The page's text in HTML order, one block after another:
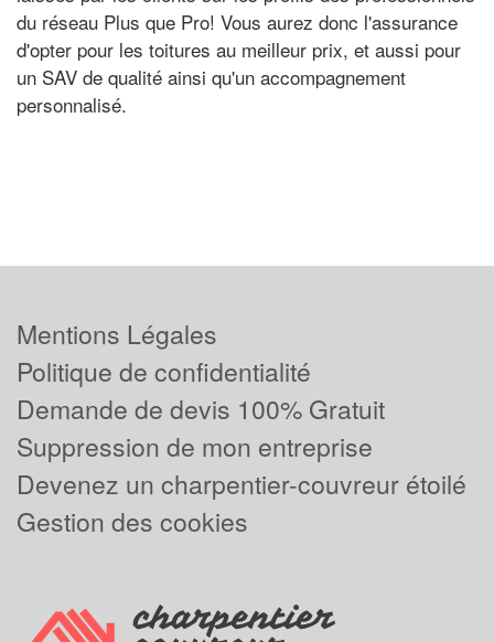
du réseau Plus que Pro! Vous aurez donc l'assurance
d'opter pour les toitures au meilleur prix, et aussi pour
un SAV de qualité ainsi qu'un accompagnement
personnalisé.
Mentions Légales
Politique de confidentialité
Demande de devis 100% Gratuit
Suppression de mon entreprise
Devenez un charpentier-couvreur étoilé
Gestion des cookies